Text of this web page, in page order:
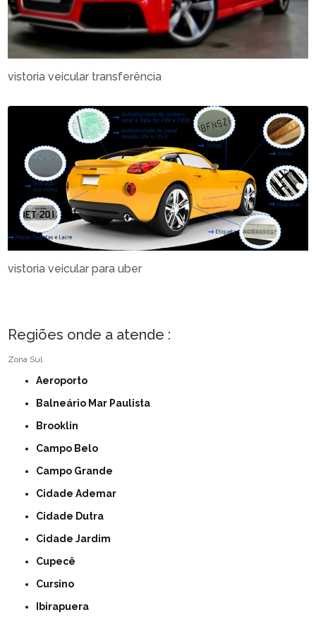
vistoria veicular transferência
vistoria veicular para uber
Regiões onde a atende :
Zona Sul
Aeroporto
Balneário Mar Paulista
Brooklin
Campo Belo
Campo Grande
Cidade Ademar
Cidade Dutra
Cidade Jardim
Cupecê
Cursino
Ibirapuera